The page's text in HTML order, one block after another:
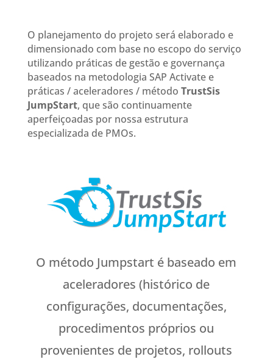
O planejamento do projeto será elaborado e
dimensionado com base no escopo do serviço
utilizando práticas de gestão e governança
baseados na metodologia SAP Activate e
práticas / aceleradores / método TrustSis
JumpStart, que são continuamente
aperfeiçoadas por nossa estrutura
especializada de PMOs.
O método Jumpstart é baseado em
aceleradores (histórico de
configurações, documentações,
procedimentos próprios ou
provenientes de projetos, rollouts